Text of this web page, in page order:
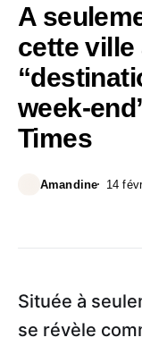
A
cette ville
week-
Times
Amandine 14
Située à
se révèle